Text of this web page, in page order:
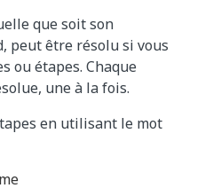
que soit son
peut être résolu si vous
ou étapes. Chaque
une à la fois.
en utilisant le mot